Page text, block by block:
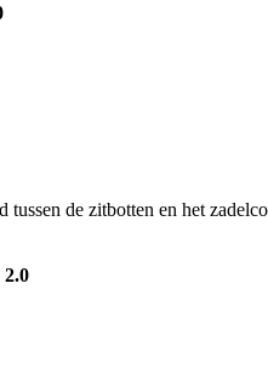
de zitbotten en het